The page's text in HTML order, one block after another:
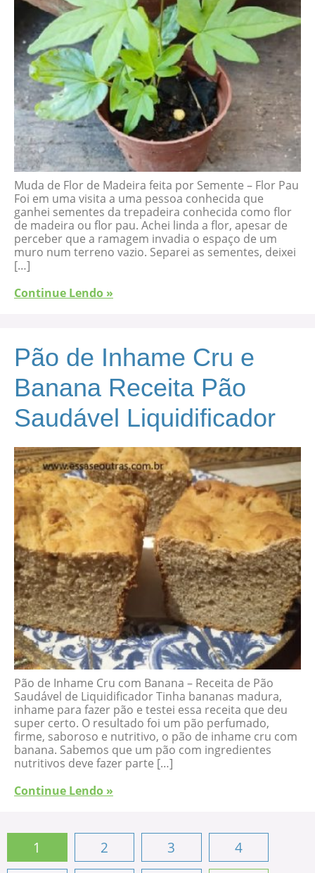
Muda de Flor de Madeira feita por Semente – Flor Pau
Foi em uma visita a uma pessoa conhecida que
ganhei sementes da trepadeira conhecida como flor
de madeira ou flor pau. Achei linda a flor, apesar de
perceber que a ramagem invadia o espaço de um
muro num terreno vazio. Separei as sementes, deixei
[…]
Continue Lendo »
Pão de Inhame Cru e
Banana Receita Pão
Saudável Liquidificador
Pão de Inhame Cru com Banana – Receita de Pão
Saudável de Liquidificador Tinha bananas madura,
inhame para fazer pão e testei essa receita que deu
super certo. O resultado foi um pão perfumado,
firme, saboroso e nutritivo, o pão de inhame cru com
banana. Sabemos que um pão com ingredientes
nutritivos deve fazer parte […]
Continue Lendo »
1 2 3
4